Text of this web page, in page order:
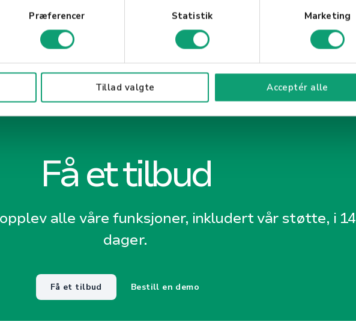
Præferencer Statistik Marketing
Tillad valgte Acceptér alle
Få et tilbud
alle våre funksjoner, inkludert vår støtte, i 14
dager.
Få et tilbud Bestill en demo